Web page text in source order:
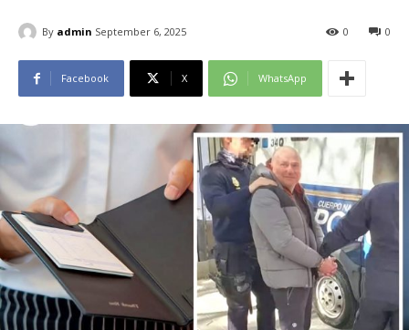
By admin September 6, 2025 0
0
Facebook X WhatsApp